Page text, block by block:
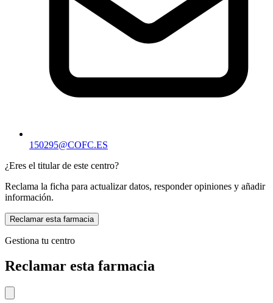
150295@COFC.ES
¿Eres el titular de este centro?
Reclama la ficha para actualizar datos, responder opiniones y añadir
información.
Reclamar esta farmacia
Gestiona tu centro
Reclamar esta farmacia